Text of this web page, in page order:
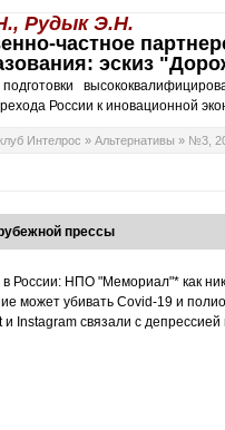
Рудык Э.Н.
частное
эскиз
России к иновационной
Интелрос » Альтернативы » №3,
прессы
в России: НПО "Мемориал"* как
может убивать Covid-19 и
и Instagram связали с